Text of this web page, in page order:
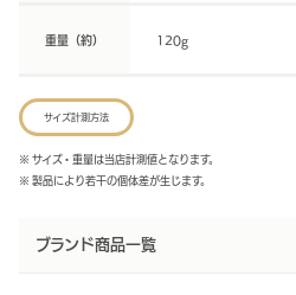
重量（約） 120g
サイズ計測方法
※ サイズ・重量は当店計測値となります。
※ 製品により若干の個体差が生じます。
ブランド商品一覧